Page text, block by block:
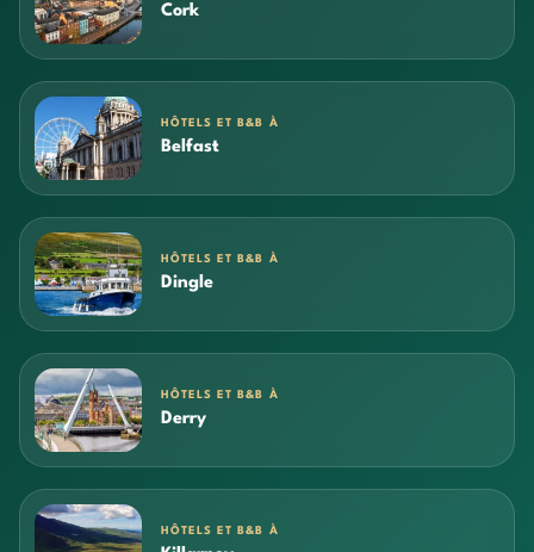
Cork
HÔTELS ET B&B À
Belfast
HÔTELS ET B&B À
Dingle
HÔTELS ET B&B À
Derry
HÔTELS ET B&B À